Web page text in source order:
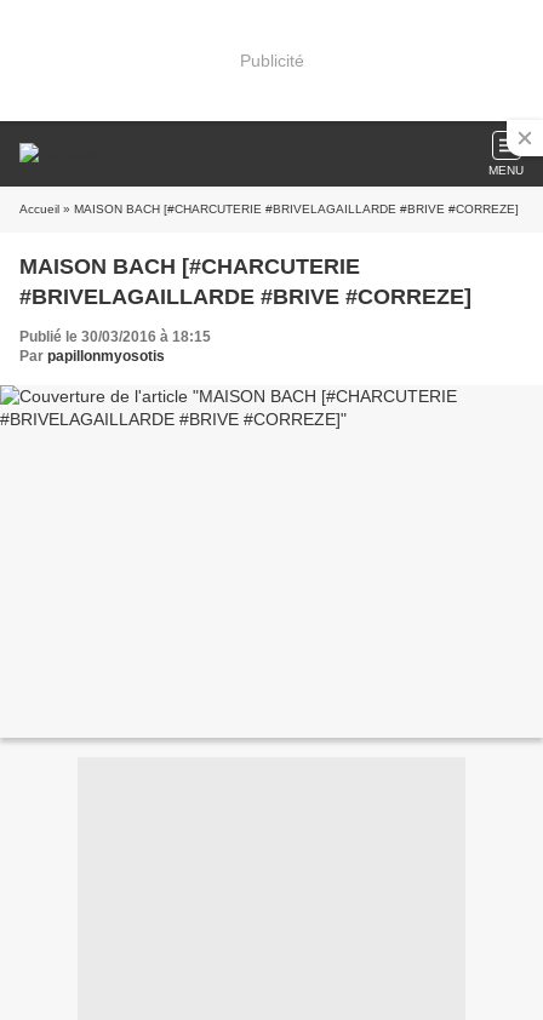
Publicité
MENU
Accueil » MAISON BACH [#CHARCUTERIE #BRIVELAGAILLARDE #BRIVE #CORREZE]
MAISON BACH [#CHARCUTERIE
#BRIVELAGAILLARDE #BRIVE #CORREZE]
Publié le 30/03/2016 à 18:15
Par papillonmyosotis